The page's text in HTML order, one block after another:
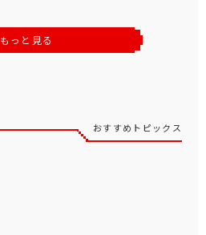
もっと見る
おすすめトピックス